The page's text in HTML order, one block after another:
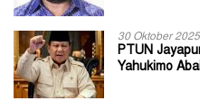
30 Oktober 2025
PTUN
Yahukimo